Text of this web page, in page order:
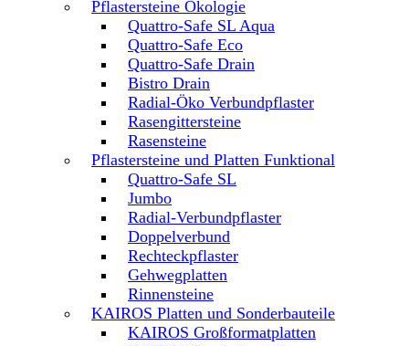
Pflastersteine Ökologie
Quattro-Safe SL Aqua
Quattro-Safe Eco
Quattro-Safe Drain
Bistro Drain
Radial-Öko Verbundpflaster
Rasengittersteine
Rasensteine
Pflastersteine und Platten Funktional
Quattro-Safe SL
Jumbo
Radial-Verbundpflaster
Doppelverbund
Rechteckpflaster
Gehwegplatten
Rinnensteine
KAIROS Platten und Sonderbauteile
KAIROS Großformatplatten